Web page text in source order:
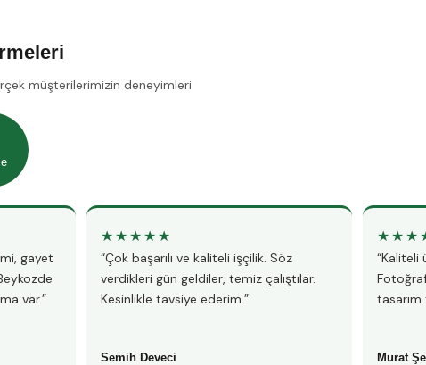
müşterilerimizin deneyimleri
gayet
var.”
★★★★★
“Çok başarılı ve kaliteli işçilik. Söz
verdikleri gün geldiler, temiz çalıştılar.
Kesinlikle tavsiye ederim.”
Semih Deveci
“Kaliteli
Murat